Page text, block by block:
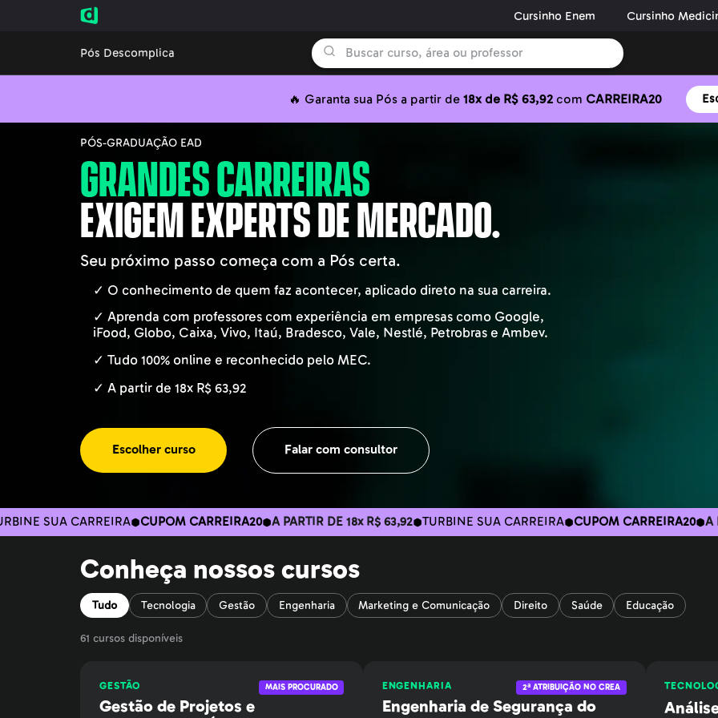
Cursinho Enem Cursinho
Pós Descomplica
🔥 Garanta sua Pós a partir de18x de R$ 63,92 com CARREIRA20
PÓS-GRADUAÇÃO EAD
GRANDES CARREIRAS
EXIGEM EXPERTS DE MERCADO.
Seu próximo passo começa com a Pós certa.
✓ O conhecimento de quem faz acontecer, aplicado direto na sua carreira.
✓ Aprenda com professores com experiência em empresas como Google,
iFood, Globo, Caixa, Vivo, Itaú, Bradesco, Vale, Nestlé, Petrobras e Ambev.
✓ Tudo 100% online e reconhecido pelo MEC.
✓ A partir de 18x R$ 63,92
Escolher curso Falar com consultor
CUPOM CARREIRA20 A PARTIR DE 18x R$ 63,92 TURBINE SUA CARREIRA CUPOM CARREIRA20 A PARTIR DE
Conheça nossos cursos
Tudo Tecnologia Gestão Engenharia Marketing e Comunicação Direito Saúde Educação
61 cursos disponíveis
GESTÃO MAIS PROCURADO
Gestão de Projetos e
ENGENHARIA 2ª ATRIBUIÇÃO NO CREA
Engenharia de Segurança do